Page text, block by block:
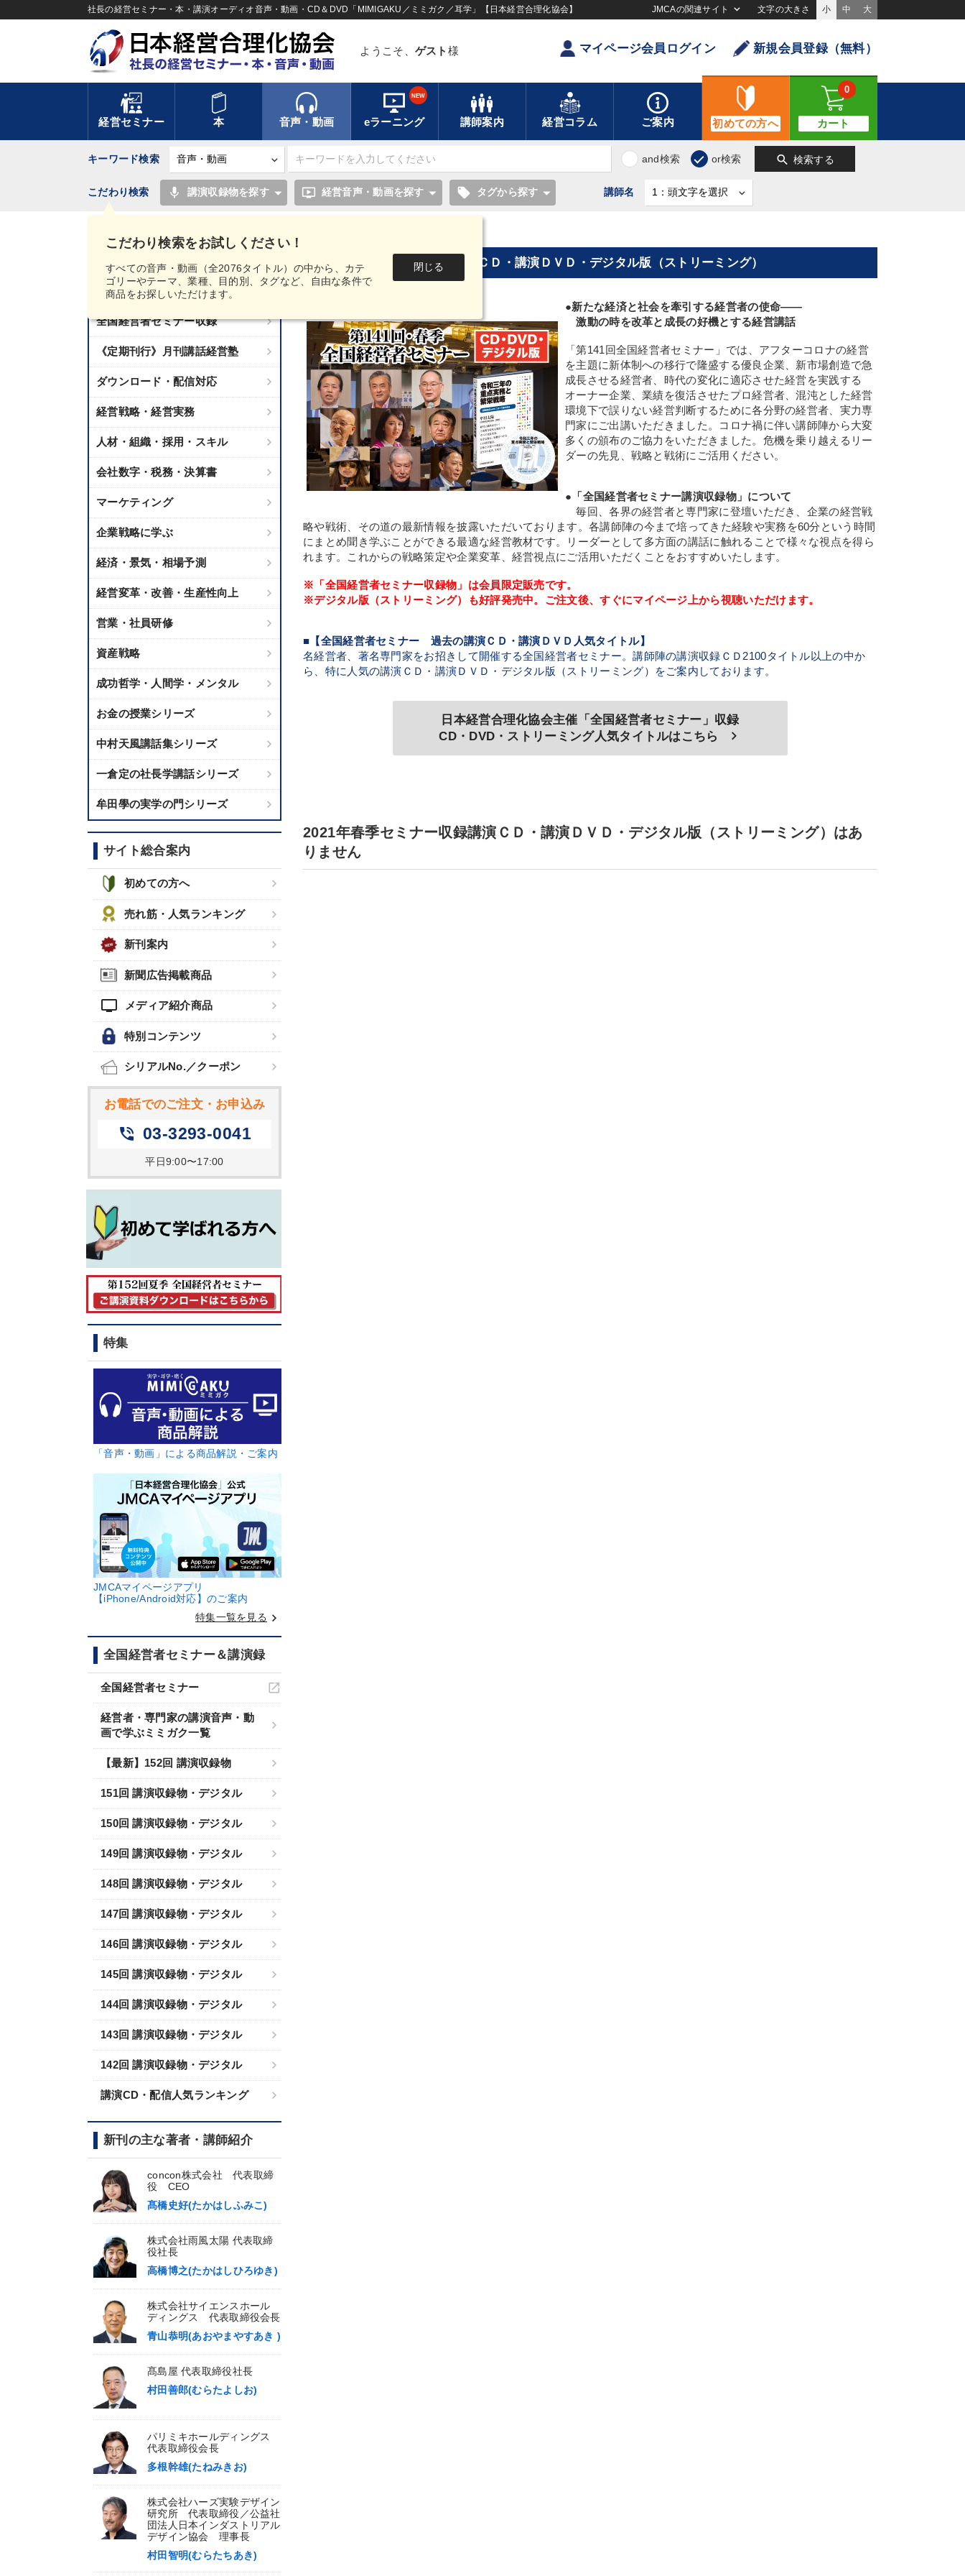
社長の経営セミナー・本・講演オーディオ音声・動画・CD＆DVD「MIMIGAKU／ミミガク／耳学」【日本経営合理化協会】 JMCAの関連サイト 文字の大きさ 小 中 大
ようこそ、 ゲスト 様 マイページ会員ログイン 新規会員登録（無料）
経営セミナー 本 音声・動画 eラーニング
NEW
講師案内 経営コラム ご案内 初めての方へ カート
0
キーワード検索 and検索 or検索 search 検索する
こだわり検索をお試しください！
すべての音声・動画（全2076タイトル）の中から、カテ
ゴリーやテーマ、業種、目的別、タグなど、自由な条件で
商品をお探しいただけます。
閉じる
こだわり検索 mic 講演収録物を探す ondemand_video 経営音声・動画を探す local_offer タグから探す 講師名
講話音声・動画カテゴリー
新刊音声・動画のご案内
全国経営者セミナー収録
《定期刊行》月刊講話経営塾
ダウンロード・配信対応
経営戦略・経営実務
人材・組織・採用・スキル
会社数字・税務・決算書
マーケティング
企業戦略に学ぶ
経済・景気・相場予測
経営変革・改善・生産性向上
営業・社員研修
資産戦略
成功哲学・人間学・メンタル
お金の授業シリーズ
中村天風講話集シリーズ
一倉定の社長学講話シリーズ
牟田學の実学の門シリーズ
サイト総合案内
初めての方へ
売れ筋・人気ランキング
新刊案内
新聞広告掲載商品
tv メディア紹介商品
特別コンテンツ
シリアルNo.／クーポン
お電話でのご注文・お申込み
phone_in_talk 03-3293-0041
平日9:00〜17:00
特集
「音声・動画」による商品解説・ご案内
JMCAマイページアプリ
【iPhone/Android対応】のご案内
特集一覧を見る keyboard_arrow_right
全国経営者セミナー＆講演録
全国経営者セミナー
経営者・専門家の講演音声・動
画で学ぶミミガク一覧
【最新】152回 講演収録物
151回 講演収録物・デジタル
150回 講演収録物・デジタル
149回 講演収録物・デジタル
148回 講演収録物・デジタル
147回 講演収録物・デジタル
146回 講演収録物・デジタル
145回 講演収録物・デジタル
144回 講演収録物・デジタル
143回 講演収録物・デジタル
142回 講演収録物・デジタル
講演CD・配信人気ランキング
新刊の主な著者・講師紹介
concon株式会社 代表取締
役 CEO
髙橋史好(たかはしふみこ)
株式会社雨風太陽 代表取締
役社長
高橋博之(たかはしひろゆき)
株式会社サイエンスホール
ディングス 代表取締役会長
青山恭明(あおやまやすあき )
髙島屋 代表取締役社長
村田善郎(むらたよしお)
パリミキホールディングス
代表取締役会長
多根幹雄(たねみきお)
株式会社ハーズ実験デザイン
研究所 代表取締役／公益社
団法人日本インダストリアル
デザイン協会 理事長
村田智明(むらたちあき)
2021年春季セミナー収録講演ＣＤ・講演ＤＶＤ・デジタル版（ストリーミング）
●新たな経済と社会を牽引する経営者の使命――
激動の時を改革と成長の好機とする経営講話
「第141回全国経営者セミナー」では、アフターコロナの経営
を主題に新体制への移行で隆盛する優良企業、新市場創造で急
成長させる経営者、時代の変化に適応させた経営を実践する
オーナー企業、業績を復活させたプロ経営者、混沌とした経営
環境下で誤りない経営判断するために各分野の経営者、実力専
門家にご出講いただきました。コロナ禍に伴い講師陣から大変
多くの頒布のご協力をいただきました。危機を乗り越えるリー
ダーの先見、戦略と戦術にご活用ください。
●「全国経営者セミナー講演収録物」について
毎回、各界の経営者と専門家に登壇いただき、企業の経営戦
略や戦術、その道の最新情報を披露いただいております。各講師陣の今まで培ってきた経験や実務を60分という時間
にまとめ聞き学ぶことができる最適な経営教材です。リーダーとして多方面の講話に触れることで様々な視点を得ら
れます。これからの戦略策定や企業変革、経営視点にご活用いただくことをおすすめいたします。
※「全国経営者セミナー収録物」は会員限定販売です。
※デジタル版（ストリーミング）も好評発売中。ご注文後、すぐにマイページ上から視聴いただけます。
■【全国経営者セミナー 過去の講演ＣＤ・講演ＤＶＤ人気タイトル】
名経営者、著名専門家をお招きして開催する全国経営者セミナー。講師陣の講演収録ＣＤ2100タイトル以上の中か
ら、特に人気の講演ＣＤ・講演ＤＶＤ・デジタル版（ストリーミング）をご案内しております。
日本経営合理化協会主催「全国経営者セミナー」収録
CD・DVD・ストリーミング人気タイトルはこちら
keyboard_arrow_right
2021年春季セミナー収録講演ＣＤ・講演ＤＶＤ・デジタル版（ストリーミング）はあ
りません